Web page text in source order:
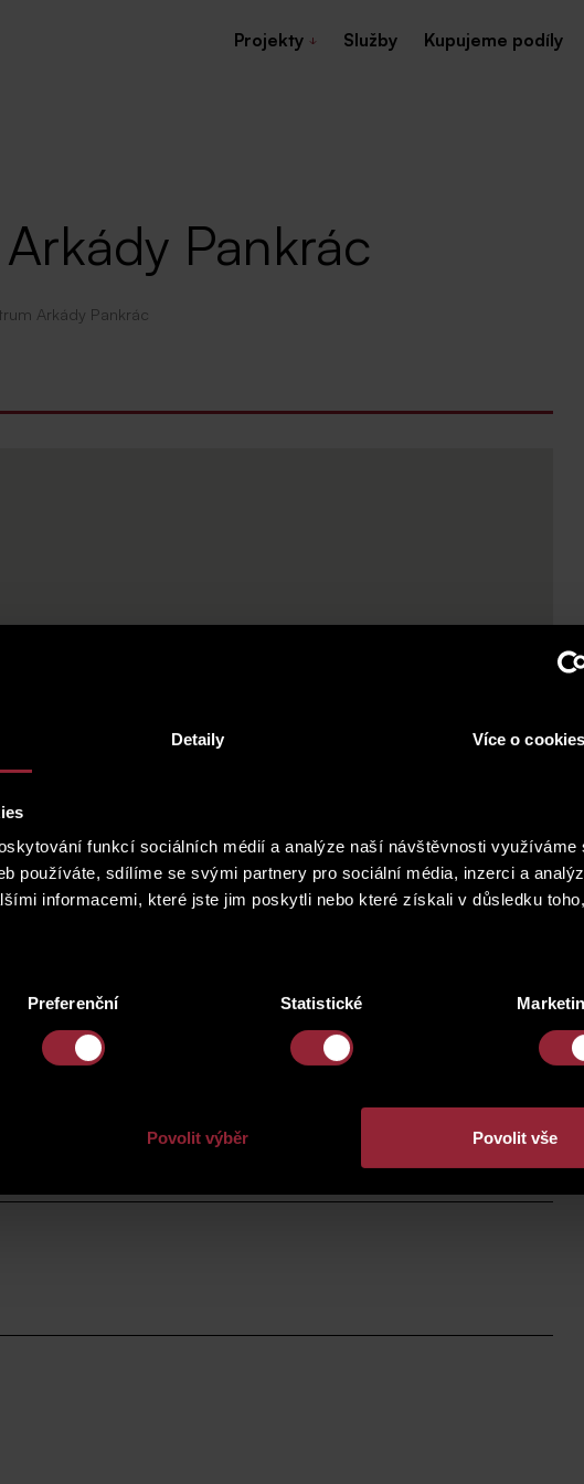
Detaily Více o cookies
funkcí sociálních médií a analýze naší návštěvnosti využíváme
používáte, sdílíme se svými partnery pro sociální média, inzerci a
informacemi, které jste jim poskytli nebo které získali v důsledku
Preferenční Statistické
Povolit výběr Povolit vše
Projekty Služby Kupujeme podíly
Pankrác
Arkády Pankrác